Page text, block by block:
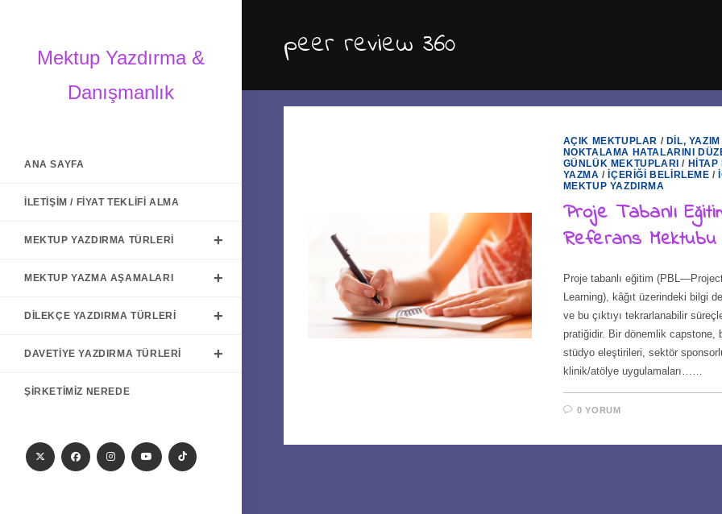
Mektup Yazdırma &
Danışmanlık
ANA SAYFA
İLETIŞIM / FIYAT TEKLIFI ALMA
MEKTUP YAZDIRMA TÜRLERI
MEKTUP YAZMA AŞAMALARI
DILEKÇE YAZDIRMA TÜRLERI
DAVETIYE YAZDIRMA TÜRLERI
ŞIRKETIMIZ NEREDE
peer review 360
AÇIK MEKTUPLAR / DIL,
NOKTALAMA HATALARINI
GÜNLÜK MEKTUPLARI / HITAP
YAZMA / İÇERIĞI BELIRLEME /
MEKTUP YAZDIRMA
Proje Tabanlı
Referans Mektubu
Proje tabanlı eğitim
Learning), kâğıt üzerindeki bilgi
ve bu çıktıyı tekrarlanabilir
pratiğidir. Bir dönemlik capstone,
stüdyo eleştirileri, sektör
klinik/atölye uygulamaları……
0 YORUM